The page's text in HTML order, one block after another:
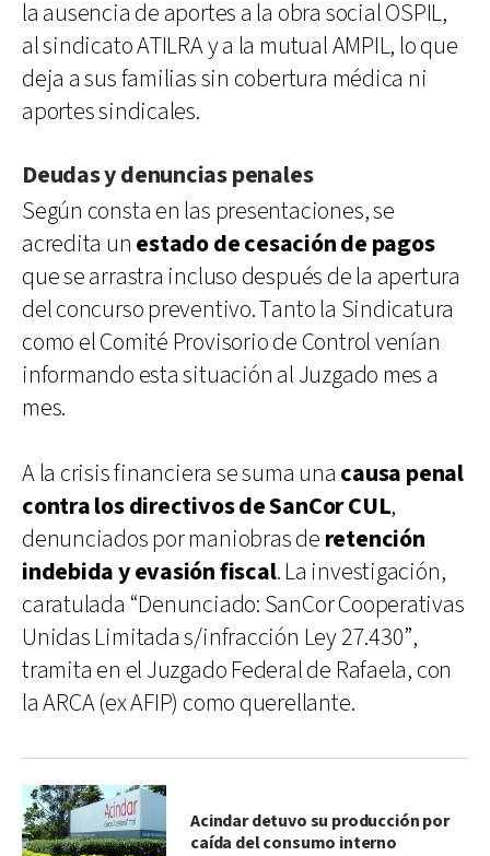
la ausencia de aportes a la obra social OSPIL,
al sindicato ATILRA y a la mutual AMPIL, lo que
deja a sus familias sin cobertura médica ni
aportes sindicales.
Deudas y denuncias penales
Según consta en las presentaciones, se
acredita un estado de cesación de pagos
que se arrastra incluso después de la apertura
del concurso preventivo. Tanto la Sindicatura
como el Comité Provisorio de Control venían
informando esta situación al Juzgado mes a
mes.
A la crisis financiera se suma una causa penal
contra los directivos de SanCor CUL,
denunciados por maniobras de retención
indebida y evasión fiscal. La investigación,
caratulada “Denunciado: SanCor Cooperativas
Unidas Limitada s/infracción Ley 27.430”,
tramita en el Juzgado Federal de Rafaela, con
la ARCA (ex AFIP) como querellante.
Acindar detuvo su producción por
caída del consumo interno